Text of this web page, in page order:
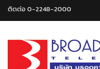
ติดต่อ 0-2248-2000